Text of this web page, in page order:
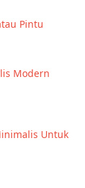
Pintu
Modern
Untuk